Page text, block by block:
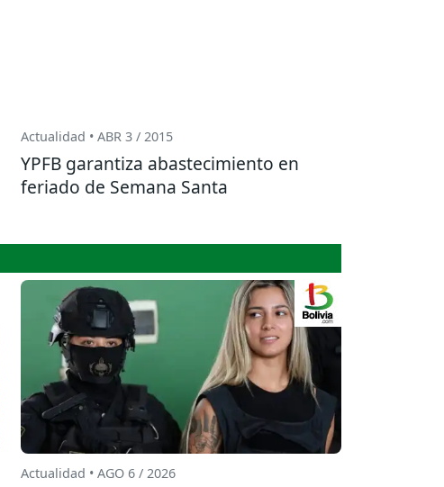
Actualidad • ABR 3 / 2015
YPFB garantiza abastecimiento en
feriado de Semana Santa
Actualidad • AGO 6 / 2026